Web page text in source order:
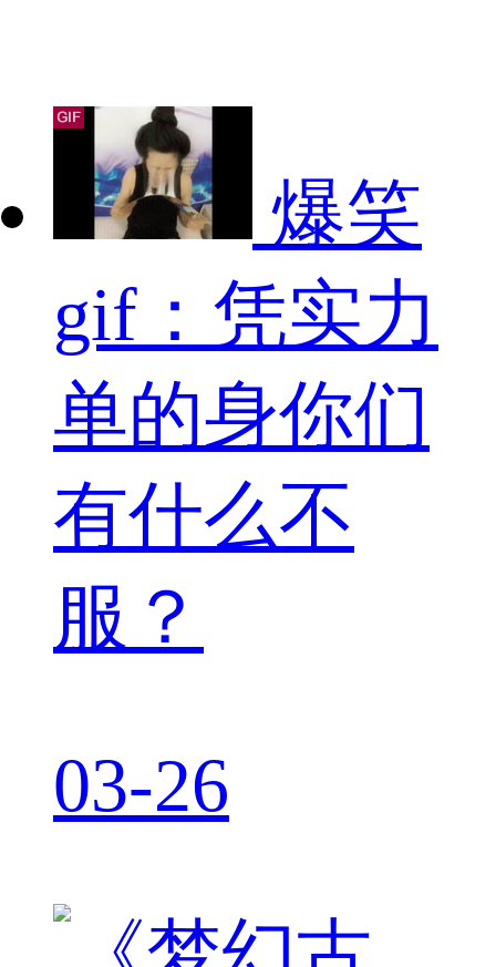
爆笑
gif：凭实力
单的身你们
有什么不
服？
03-26